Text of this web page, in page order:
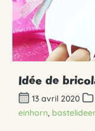
Idée de
13 avril 2020
einhorn,